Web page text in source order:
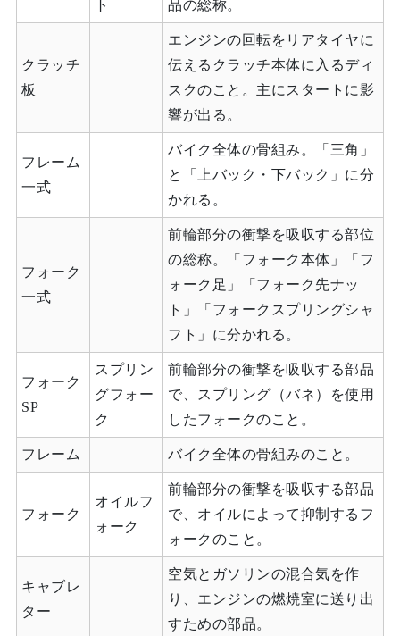
ト 品の総称。
クラッチ
板
エンジンの回転をリアタイヤに
伝えるクラッチ本体に入るディ
スクのこと。主にスタートに影
響が出る。
フレーム
一式
バイク全体の骨組み。「三角」
と「上バック・下バック」に分
かれる。
フォーク
一式
前輪部分の衝撃を吸収する部位
の総称。「フォーク本体」「フ
ォーク足」「フォーク先ナッ
ト」「フォークスプリングシャ
フト」に分かれる。
フォーク
SP
スプリン
グフォー
ク
前輪部分の衝撃を吸収する部品
で、スプリング（バネ）を使用
したフォークのこと。
フレーム バイク全体の骨組みのこと。
フォーク
オイルフ
ォーク
前輪部分の衝撃を吸収する部品
で、オイルによって抑制するフ
ォークのこと。
キャブレ
ター
空気とガソリンの混合気を作
り、エンジンの燃焼室に送り出
すための部品。